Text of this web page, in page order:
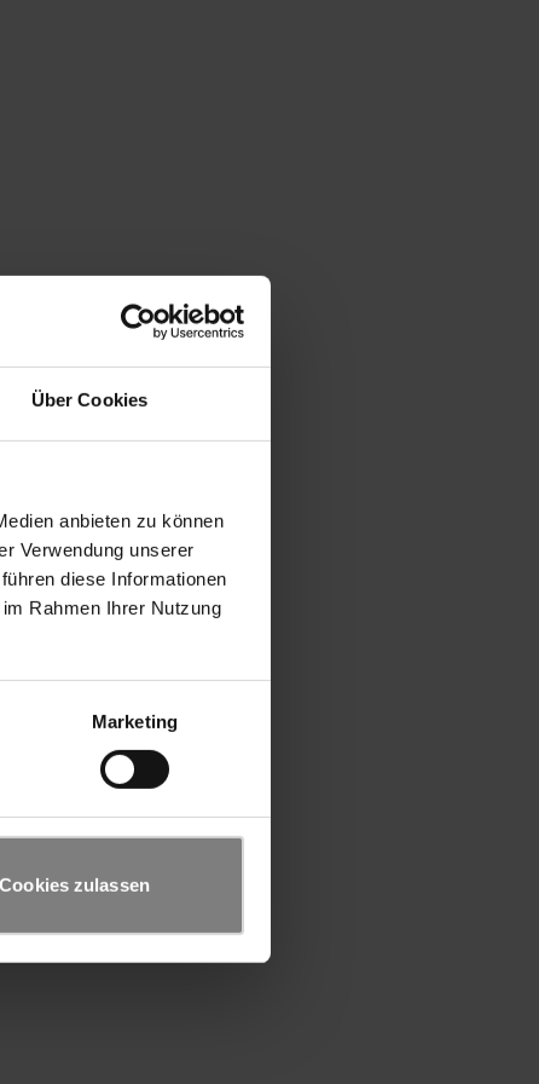
Über Cookies
anbieten zu können
Verwendung unserer
diese Informationen
Rahmen Ihrer Nutzung
Marketing
Cookies zulassen